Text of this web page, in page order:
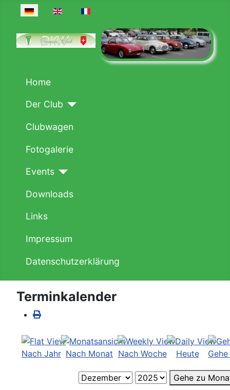
Sprache auswählen
Home
Der Club
Clubwagen
Fotogalerie
Events
Downloads
Links
Impressum
Datenschutzerklärung
Terminkalender
Nach Jahr Nach Monat Nach Woche Heute
Gehe zu